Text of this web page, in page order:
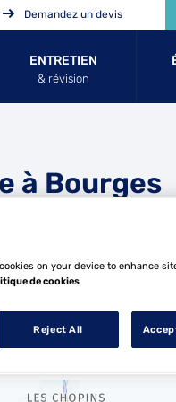
ENTRETIEN
& révision
Demandez un devis
à Bourges
Bourges
on your device to enhance
de cookies
Reject All